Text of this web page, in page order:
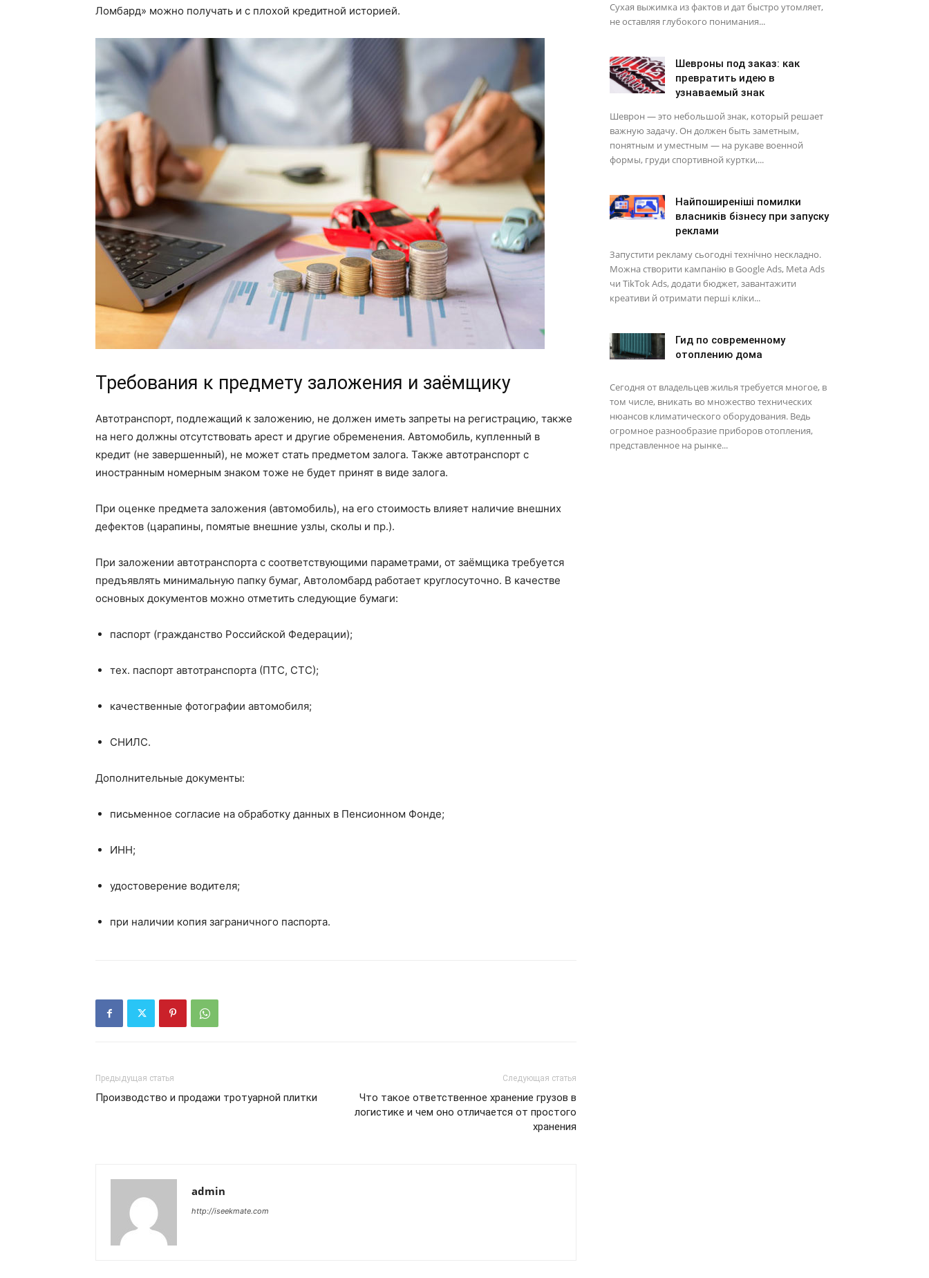
Ломбард» можно получать и с плохой кредитной историей.
Требования к предмету заложения и заёмщику
Автотранспорт, подлежащий к заложению, не должен иметь запреты на регистрацию, также
на него должны отсутствовать арест и другие обременения. Автомобиль, купленный в
кредит (не завершенный), не может стать предметом залога. Также автотранспорт с
иностранным номерным знаком тоже не будет принят в виде залога.
При оценке предмета заложения (автомобиль), на его стоимость влияет наличие внешних
дефектов (царапины, помятые внешние узлы, сколы и пр.).
При заложении автотранспорта с соответствующими параметрами, от заёмщика требуется
предъявлять минимальную папку бумаг, Автоломбард работает круглосуточно. В качестве
основных документов можно отметить следующие бумаги:
паспорт (гражданство Российской Федерации);
тех. паспорт автотранспорта (ПТС, СТС);
качественные фотографии автомобиля;
СНИЛС.
Дополнительные документы:
письменное согласие на обработку данных в Пенсионном Фонде;
ИНН;
удостоверение водителя;
при наличии копия заграничного паспорта.
Предыдущая статья
Производство и продажи тротуарной плитки
Следующая статья
Что такое ответственное хранение грузов в
логистике и чем оно отличается от простого
хранения
admin
http://iseekmate.com
Сухая выжимка из фактов и дат быстро утомляет,
не оставляя глубокого понимания...
Шевроны под заказ: как
превратить идею в
узнаваемый знак
Шеврон — это небольшой знак, который решает
важную задачу. Он должен быть заметным,
понятным и уместным — на рукаве военной
формы, груди спортивной куртки,...
Найпоширеніші помилки
власників бізнесу при запуску
реклами
Запустити рекламу сьогодні технічно нескладно.
Можна створити кампанію в Google Ads, Meta Ads
чи TikTok Ads, додати бюджет, завантажити
креативи й отримати перші кліки...
Гид по современному
отоплению дома
Сегодня от владельцев жилья требуется многое, в
том числе, вникать во множество технических
нюансов климатического оборудования. Ведь
огромное разнообразие приборов отопления,
представленное на рынке...